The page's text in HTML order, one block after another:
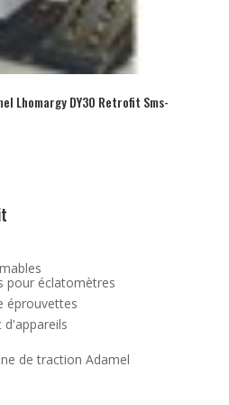
Lhomargy DY30 Retrofit Sms-
pour éclatomètres
éprouvettes
d'appareils
de traction Adamel